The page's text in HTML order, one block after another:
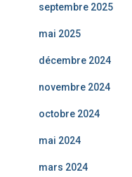
septembre 2025
mai 2025
décembre 2024
novembre 2024
octobre 2024
mai 2024
mars 2024